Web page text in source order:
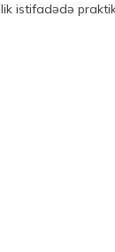
istifadədə